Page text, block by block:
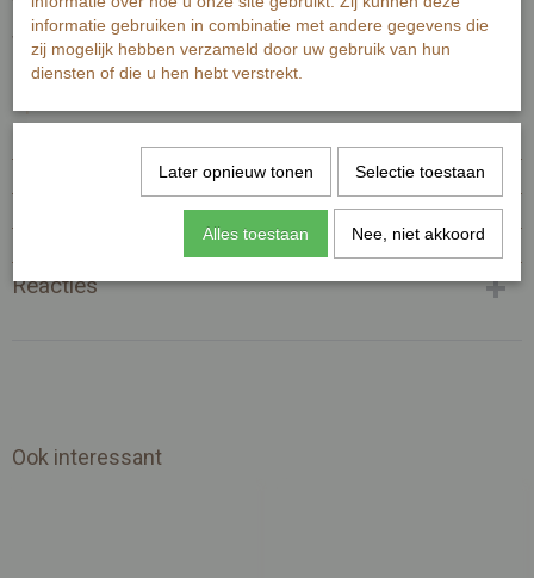
Wenskaart bevat aan de voorzijde geen tekst.
7448101375369
MI385
12,50 x 12,50 x 0 cm
Reacties
Ook interessant
informatie gebruiken in combinatie met andere gegevens die
zij mogelijk hebben verzameld door uw gebruik van hun
diensten of die u hen hebt verstrekt.
Later opnieuw tonen Selectie toestaan
Alles toestaan Nee, niet akkoord